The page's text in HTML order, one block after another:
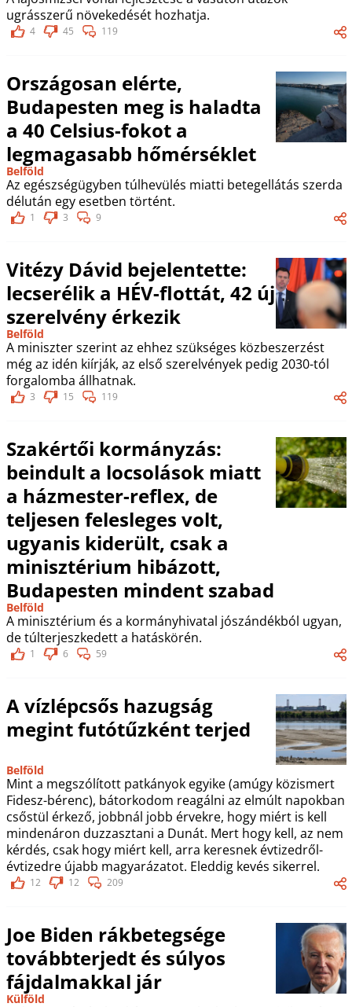
ugrásszerű növekedését hozhatja.
4 45 119
Országosan elérte,
Budapesten meg is haladta
a 40 Celsius-fokot a
legmagasabb hőmérséklet
Belföld
Az egészségügyben túlhevülés miatti betegellátás szerda
délután egy esetben történt.
1 3 9
Vitézy Dávid bejelentette:
lecserélik a HÉV-flottát, 42 új
szerelvény érkezik
Belföld
A miniszter szerint az ehhez szükséges közbeszerzést
még az idén kiírják, az első szerelvények pedig 2030-tól
forgalomba állhatnak.
3 15 119
Szakértői kormányzás:
beindult a locsolások miatt
a házmester-reflex, de
teljesen felesleges volt,
ugyanis kiderült, csak a
minisztérium hibázott,
Budapesten mindent szabad
Belföld
A minisztérium és a kormányhivatal jószándékból ugyan,
de túlterjeszkedett a hatáskörén.
1 6 59
A vízlépcsős hazugság
megint futótűzként terjed
Belföld
Mint a megszólított patkányok egyike (amúgy közismert
Fidesz-bérenc), bátorkodom reagálni az elmúlt napokban
csőstül érkező, jobbnál jobb érvekre, hogy miért is kell
mindenáron duzzasztani a Dunát. Mert hogy kell, az nem
kérdés, csak hogy miért kell, arra keresnek évtizedről-
évtizedre újabb magyarázatot. Eleddig kevés sikerrel.
12 12 209
Joe Biden rákbetegsége
továbbterjedt és súlyos
fájdalmakkal jár
Külföld